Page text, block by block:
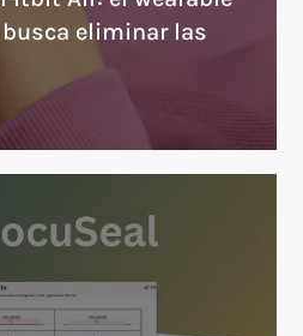
eliminar las